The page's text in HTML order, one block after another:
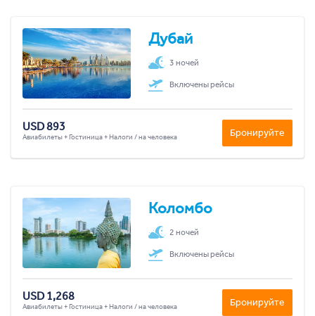
Дубай
3 ночей
Включены рейсы
USD 893
Авиабилеты + Гостиница + Налоги / на человека Бронируйте
Коломбо
2 ночей
Включены рейсы
USD 1,268
Авиабилеты + Гостиница + Налоги / на человека Бронируйте